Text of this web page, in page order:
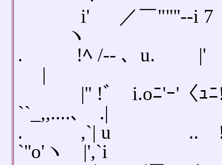
i' ／￣""''--i
ヽ
. !ﾍ /‐- 、u. |' |ﾉ
|
|'' !ﾞ i.oﾆ'ｰ'〈ｭﾆ!
``_,,....､ .|
. ,`| u ..
`''o'ヽ |',`i